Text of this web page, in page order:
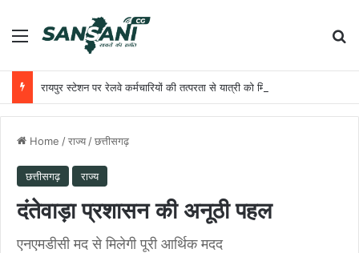
Menu
Home /राज्य /छत्तीसगढ़
छत्तीसगढ़ राज्य
​दंतेवाड़ा प्रशासन की अनूठी पहल
एनएमडीसी मद से मिलेगी पूरी आर्थिक मदद